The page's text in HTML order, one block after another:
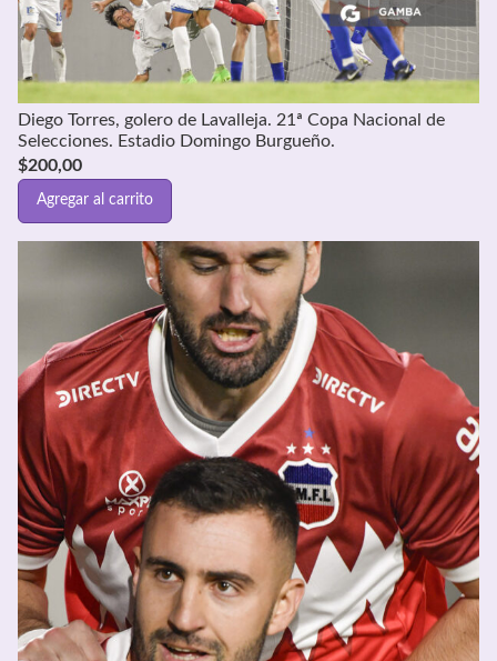
Diego Torres, golero de Lavalleja. 21ª Copa Nacional de
Selecciones. Estadio Domingo Burgueño.
$200,00
Agregar al carrito